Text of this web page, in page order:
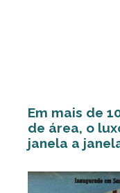
Em mais de
de área, o
janela a